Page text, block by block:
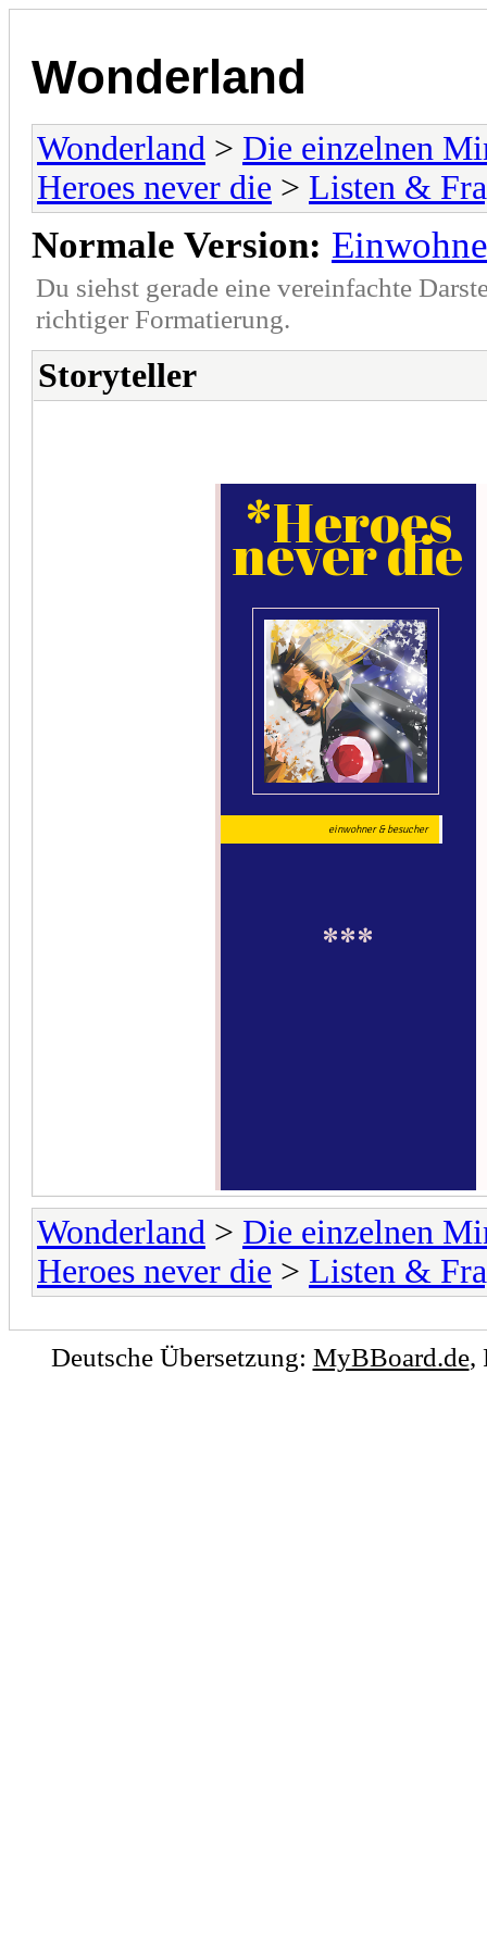
Wonderland
Wonderland > Die einzelnen
Heroes never die > Listen &
Normale Version:
Du siehst gerade eine vereinfachte
richtiger Formatierung.
Storyteller
*Heroes
never die
einwohner & besucher
***
Wonderland > Die einzelnen
Heroes never die > Listen &
Deutsche Übersetzung: MyBBoard.de,